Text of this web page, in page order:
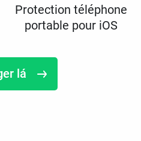
Protection téléphone
portable pour iOS
lá